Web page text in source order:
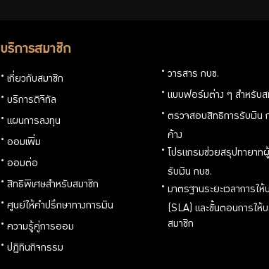
บริการสมาชิก
เกี่ยวกับสมาชิก
บริการดิจิทัล
แผนการลงทุน
ออมเพิ่ม
ออมต่อ
สิทธิพิเศษสำหรับสมาชิก
ศูนย์ให้คำปรึกษาทางการเงิน
ความรู้คู่การออม
ปฏิทินกิจกรรม
วารสาร กบข.
แบบฟอร์มต่าง ๆ สำหรับส
ตรวจสอบสิทธิการรับเงิน
ค้าง
โปรแกรมช่วยสรุปทายาท
รับเงิน กบข.
มาตรฐานระยะเวลาการให้
(SLA) และขั้นตอนการให้
สมาชิก